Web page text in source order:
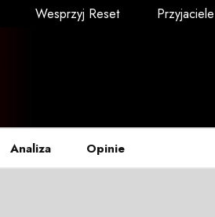
Wesprzyj Reset Przyjaciele
Analiza Opinie